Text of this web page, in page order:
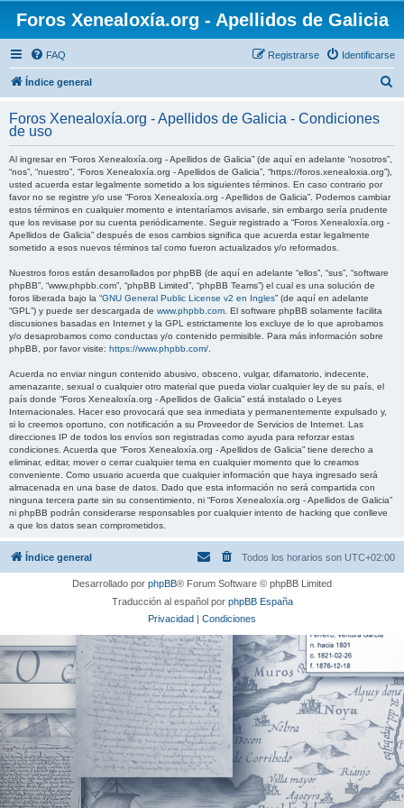
Foros Xenealoxía.org - Apellidos de Galicia
FAQ Identificarse
Registrarse
Índice general
c
Foros Xenealoxía.org - Apellidos de Galicia - Condiciones
de uso
Al ingresar en “Foros Xenealoxía.org - Apellidos de Galicia” (de aquí en adelante “nosotros”,
“nos”, “nuestro”, “Foros Xenealoxía.org - Apellidos de Galicia”, “https://foros.xenealoxia.org”),
usted acuerda estar legalmente sometido a los siguientes términos. En caso contrario por
favor no se registre y/o use “Foros Xenealoxía.org - Apellidos de Galicia”. Podemos cambiar
estos términos en cualquier momento e intentaríamos avisarle, sin embargo sería prudente
que los revisase por su cuenta periódicamente. Seguir registrado a “Foros Xenealoxía.org -
Apellidos de Galicia” después de esos cambios significa que acuerda estar legalmente
sometido a esos nuevos términos tal como fueron actualizados y/o reformados.
Nuestros foros están desarrollados por phpBB (de aquí en adelante “ellos”, “sus”, “software
phpBB”, “www.phpbb.com”, “phpBB Limited”, “phpBB Teams”) el cual es una solución de
foros liberada bajo la “GNU General Public License v2 en Ingles” (de aquí en adelante
“GPL”) y puede ser descargada de www.phpbb.com . El software phpBB solamente facilita
discusiones basadas en Internet y la GPL estrictamente los excluye de lo que aprobamos
y/o desaprobamos como conductas y/o contenido permisible. Para más información sobre
phpBB, por favor visite: https://www.phpbb.com/
Acuerda no enviar ningun contenido abusivo, obsceno, vulgar, difamatorio, indecente,
amenazante, sexual o cualquier otro material que pueda violar cualquier ley de su país, el
país donde “Foros Xenealoxía.org - Apellidos de Galicia” está instalado o Leyes
Internacionales. Hacer eso provocará que sea inmediata y permanentemente expulsado y,
si lo creemos oportuno, con notificación a su Proveedor de Servicios de Internet. Las
direcciones IP de todos los envíos son registradas como ayuda para reforzar estas
condiciones. Acuerda que “Foros Xenealoxía.org - Apellidos de Galicia” tiene derecho a
eliminar, editar, mover o cerrar cualquier tema en cualquier momento que lo creamos
conveniente. Como usuario acuerda que cualquier información que haya ingresado será
almacenada en una base de datos. Dado que esta información no será compartida con
ninguna tercera parte sin su consentimiento, ni “Foros Xenealoxía.org - Apellidos de Galicia”
ni phpBB podrán considerarse responsables por cualquier intento de hacking que conlleve
a que los datos sean comprometidos.
Índice general Todos los horarios son UTC+02:00
Desarrollado por phpBB® Forum Software © phpBB Limited
Traducción al español por phpBB España
Privacidad | Condiciones